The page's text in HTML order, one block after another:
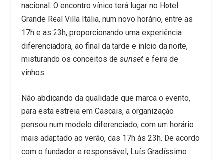
nacional. O encontro vínico terá lugar no Hotel
Grande Real Villa Itália, num novo horário, entre as
17h e as 23h, proporcionando uma experiência
diferenciadora, ao final da tarde e início da noite,
misturando os conceitos de sunset e feira de
vinhos.
Não abdicando da qualidade que marca o evento,
para esta estreia em Cascais, a organização
pensou num modelo diferenciado, com um horário
mais adaptado ao verão, das 17h às 23h. De acordo
com o fundador e responsável, Luís Gradíssimo